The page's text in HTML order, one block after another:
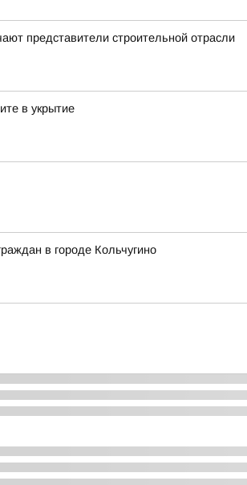
представители строительной отрасли
в укрытие
в городе Кольчугино